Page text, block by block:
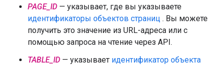
PAGE_ID — указывает, где вы указываете
идентификаторы объектов страниц . Вы можете
получить это значение из URL-адреса или с
помощью запроса на чтение через API.
TABLE_ID — указывает идентификатор объекта